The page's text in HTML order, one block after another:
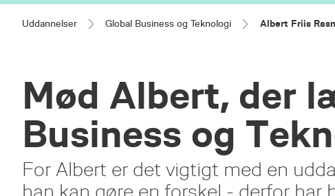
Uddannelser Global Business og Teknologi Albert Friis
Mød Albert, der
Business og
For Albert er det vigtigt med en
han kan gøre en forskel - derfor